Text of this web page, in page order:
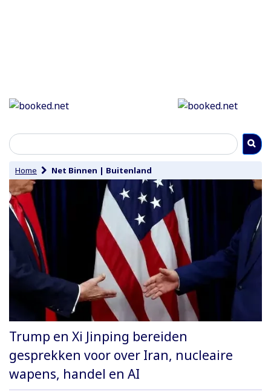
Home Net Binnen | Buitenland
Trump en Xi Jinping bereiden
gesprekken voor over Iran, nucleaire
wapens, handel en AI